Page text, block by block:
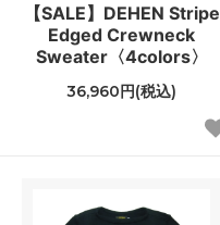
【SALE】DEHEN Stripe
Edged Crewneck
Sweater〈4colors〉
36,960円(税込)